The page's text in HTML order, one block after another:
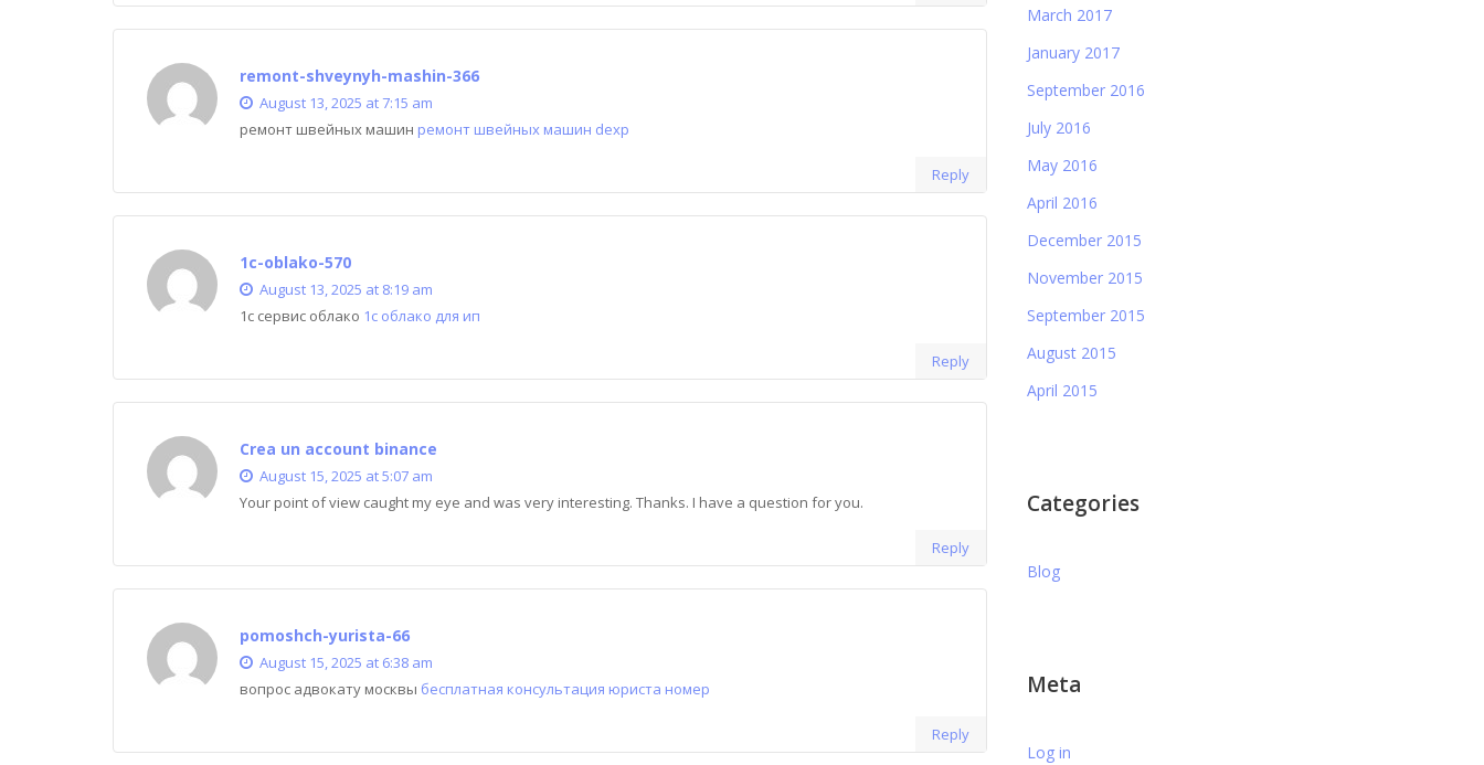
remont-shveynyh-mashin-366
August 13, 2025 at 7:15 am
ремонт швейных машин ремонт швейных машин dexp
Reply
1c-oblako-570
August 13, 2025 at 8:19 am
1с сервис облако 1с облако для ип
Reply
Crea un account binance
August 15, 2025 at 5:07 am
Your point of view caught my eye and was very interesting. Thanks. I have a question for you.
Reply
pomoshch-yurista-66
August 15, 2025 at 6:38 am
вопрос адвокату москвы бесплатная консультация юриста номер
Reply
March 2017
January 2017
September 2016
July 2016
May 2016
April 2016
December 2015
November 2015
September 2015
August 2015
April 2015
Categories
Blog
Meta
Log in